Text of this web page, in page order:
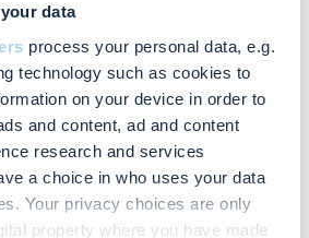
data
process your personal data, e.g.
technology such as cookies to
on your device in order to
and content, ad and content
research and services
a choice in who uses your data
Your privacy choices are only
property where you have made
op het ventiel en leest
het display af. Bij een
kun je zelf de
instellen. De exacte
per